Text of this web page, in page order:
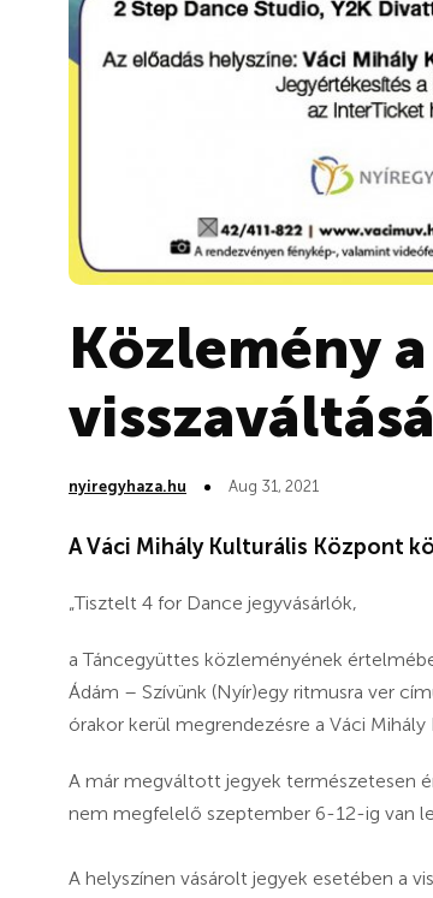
Közlemény
nyiregyhaza.hu Aug 31, 2021
A Váci Mihály Kulturális Központ
„Tisztelt 4 for Dance jegyvásárlók,
a Táncegyüttes közleményének
Ádám – Szívünk (Nyír)egy ritmusra ver
órakor kerül megrendezésre a Váci
A már megváltott jegyek természetesen
nem megfelelő szeptember 6-12-ig van
A helyszínen vásárolt jegyek esetében a